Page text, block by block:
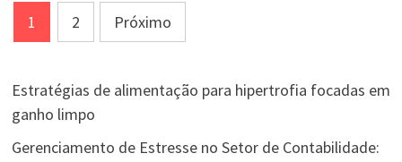
Paginação
de
posts
1 2 Próximo
Estratégias de alimentação para hipertrofia focadas em
ganho limpo
Gerenciamento de Estresse no Setor de Contabilidade: